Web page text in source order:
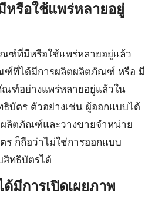
รือใช้แพร่หลายอยู่
รือใช้แพร่หลายอยู่แล้ว
ฑ์ที่ได้มีการผลิตผลิตภัณฑ์ หรือ มี
ณฑ์อย่างแพร่หลายอยู่แล้วใน
บัตร ตัวอย่างเช่น ผู้ออกแบบได้
ตภัณฑ์และวางขายจำหน่าย
ก็ถือว่าไม่ใช่การออกแบบ
ทธิบัตรได้
การเปิดเผยภาพ